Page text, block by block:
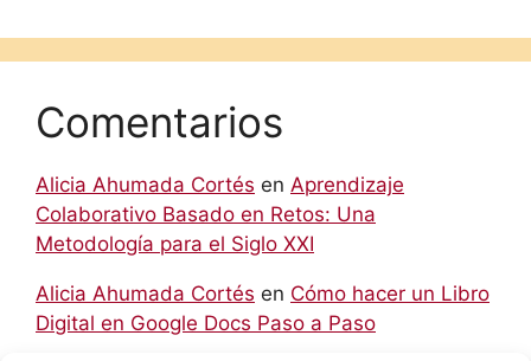
Comentarios
Alicia Ahumada Cortés en Aprendizaje
Colaborativo Basado en Retos: Una
Metodología para el Siglo XXI
Alicia Ahumada Cortés en Cómo hacer un Libro
Digital en Google Docs Paso a Paso